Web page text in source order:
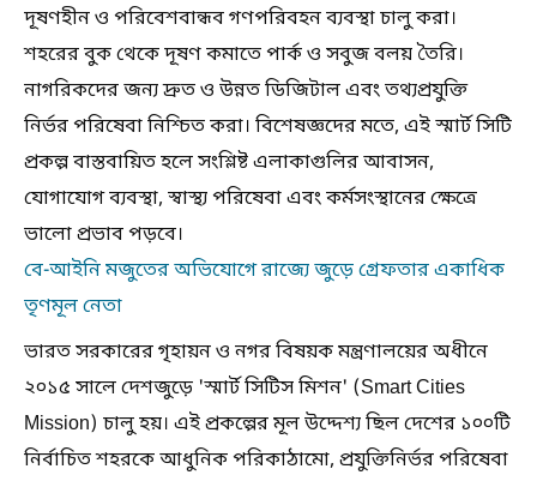
দূষণহীন ও পরিবেশবান্ধব গণপরিবহন ব্যবস্থা চালু করা।
শহরের বুক থেকে দূষণ কমাতে পার্ক ও সবুজ বলয় তৈরি।
নাগরিকদের জন্য দ্রুত ও উন্নত ডিজিটাল এবং তথ্যপ্রযুক্তি
নির্ভর পরিষেবা নিশ্চিত করা। বিশেষজ্ঞদের মতে, এই স্মার্ট সিটি
প্রকল্প বাস্তবায়িত হলে সংশ্লিষ্ট এলাকাগুলির আবাসন,
যোগাযোগ ব্যবস্থা, স্বাস্থ্য পরিষেবা এবং কর্মসংস্থানের ক্ষেত্রে
ভালো প্রভাব পড়বে।
বে-আইনি মজুতের অভিযোগে রাজ্যে জুড়ে গ্রেফতার একাধিক
তৃণমূল নেতা
ভারত সরকারের গৃহায়ন ও নগর বিষয়ক মন্ত্রণালয়ের অধীনে
২০১৫ সালে দেশজুড়ে 'স্মার্ট সিটিস মিশন' (Smart Cities
Mission) চালু হয়। এই প্রকল্পের মূল উদ্দেশ্য ছিল দেশের ১০০টি
নির্বাচিত শহরকে আধুনিক পরিকাঠামো, প্রযুক্তিনির্ভর পরিষেবা